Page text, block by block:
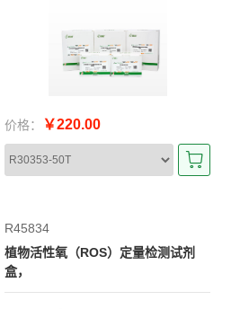
价格： ￥220.00
R45834
植物活性氧（ROS）定量检测试剂
盒，